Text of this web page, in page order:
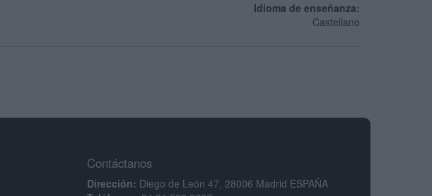
Idioma de enseñanza:
Castellano
Contáctanos
Dirección: Diego de León 47, 28006 Madrid ESPAÑA